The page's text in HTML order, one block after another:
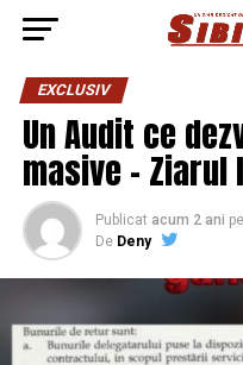
EXCLUSIV
Un Audit ce
masive –
Publicat acum 2 ani pe
De Deny